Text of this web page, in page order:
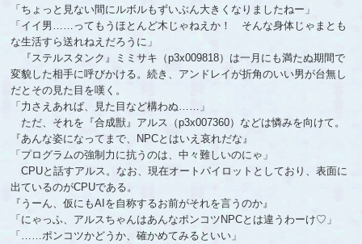
「ちょっと見ない間にルボルもずいぶん大きくなりましたねー」
「イイ男……ってもうほとんど木じゃねえか！ そんな身体じゃまとも
な生活すら送れねえだろうに」
『ステルスタンク』ミミサキ（p3x009818）は一月にも満たぬ期間で
変貌した相手に呼びかける。続き、アンドレイが折角のいい男が台無し
だとその見た目を嘆く。
「力さえあれば、見た目など構わぬ……」
ただ、それを『合成獣』アルス（p3x007360）などは憐みを向けて。
『あんな姿になってまで、NPCとはいえ哀れだな』
「プログラムの強制力に抗うのは、中々難しいのにゃ」
CPUと話すアルス。なお、現在オートパイロットとしており、表面に
出ているのがCPUである。
『うーん、仮にもAIを自称するお前がそれを言うのか』
「にゃっふ、アルスちゃんはあんなポンコツNPCとは違うわーけ♡」
「……ポンコツかどうか、確かめてみるといい」